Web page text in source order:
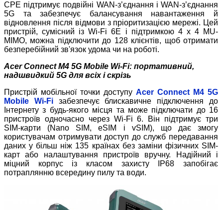
CPE підтримує подвійні WAN-з’єднання і WAN-з’єднання
5G та забезпечує балансування навантаження й
відновлення після відмови з пріоритизацією мережі. Цей
пристрій, сумісний із Wi-Fi 6E і підтримкою 4 x 4 MU-
MIMO, можна підключити до 128 клієнтів, щоб отримати
безперебійний зв'язок удома чи на роботі.
Acer Connect M4 5G Mobile Wi-Fi: портативний,
надшвидкий 5G для всіх і скрізь
Пристрій мобільної точки доступуAcer Connect M4 5G
Mobile Wi-Fi
забезпечує блискавичне підключення до
Інтернету з будь-якого місця та може підключати до 16
пристроїв одночасно через Wi-Fi 6. Він підтримує три
SIM-карти (Nano SIM, eSIM і vSIM), що дає змогу
користувачам отримувати доступ до служб передавання
даних у більш ніж 135 країнах без заміни фізичних SIM-
карт або налаштування пристроїв вручну. Надійний і
міцний корпус із класом захисту IP68 запобігає
потраплянню всередину пилу та води.